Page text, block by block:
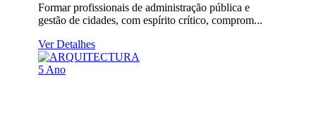
Formar profissionais de administração pública e
gestão de cidades, com espírito crítico, comprom...
Ver Detalhes
5 Ano